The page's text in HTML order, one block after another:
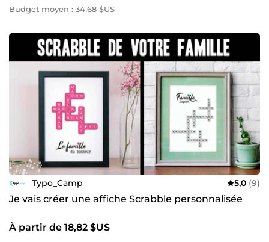
Budget moyen : 34,68 $US
Typo_Camp 5,0 (9)
Je vais créer une affiche Scrabble personnalisée
À partir de 18,82 $US